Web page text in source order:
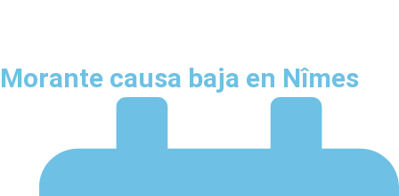
Morante causa baja en Nîmes